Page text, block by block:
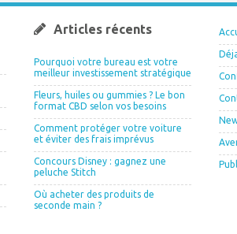
Articles récents
Pourquoi votre bureau est votre
meilleur investissement stratégique
Fleurs, huiles ou gummies ? Le bon
format CBD selon vos besoins
Comment protéger votre voiture
et éviter des frais imprévus
Concours Disney : gagnez une
peluche Stitch
Où acheter des produits de
seconde main ?